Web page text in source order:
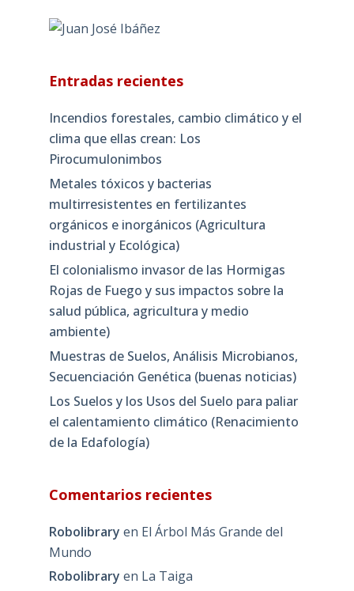
Entradas recientes
Incendios forestales, cambio climático y el
clima que ellas crean: Los
Pirocumulonimbos
Metales tóxicos y bacterias
multirresistentes en fertilizantes
orgánicos e inorgánicos (Agricultura
industrial y Ecológica)
El colonialismo invasor de las Hormigas
Rojas de Fuego y sus impactos sobre la
salud pública, agricultura y medio
ambiente)
Muestras de Suelos, Análisis Microbianos,
Secuenciación Genética (buenas noticias)
Los Suelos y los Usos del Suelo para paliar
el calentamiento climático (Renacimiento
de la Edafología)
Comentarios recientes
Robolibrary en El Árbol Más Grande del
Mundo
Robolibrary en La Taiga